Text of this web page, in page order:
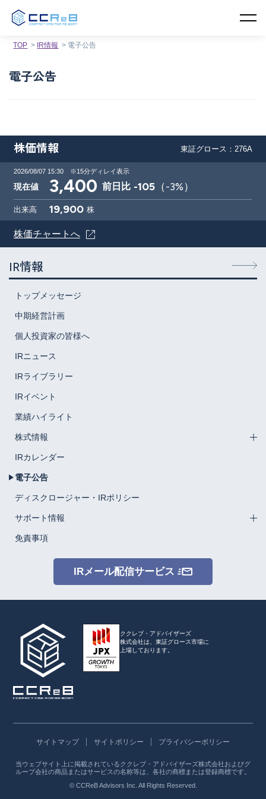
TOP IR情報 電子公告
電子公告
株価情報 東証グロース：276A
2026/08/07 15:30 ※15分ディレイ表示
現在値 3,400 前日比 -105 （-3%）
出来高 19,900 株
株価チャートへ
IR情報
トップメッセージ
中期経営計画
個人投資家の皆様へ
IRニュース
IRライブラリー
IRイベント
業績ハイライト
株式情報
IRカレンダー
電子公告
ディスクロージャー・IRポリシー
サポート情報
免責事項
IRメール配信サービス
ククレブ・アドバイザーズ
株式会社は、東証グロース市場に
上場しております。
サイトマップ サイトポリシー プライバシーポリシー
当ウェブサイト上に掲載されているククレブ・アドバイザーズ株式会社およびグ
ループ会社の商品またはサービスの名称等は、各社の商標または登録商標です。
© CCReB Advisors Inc. All Rights Reserved.